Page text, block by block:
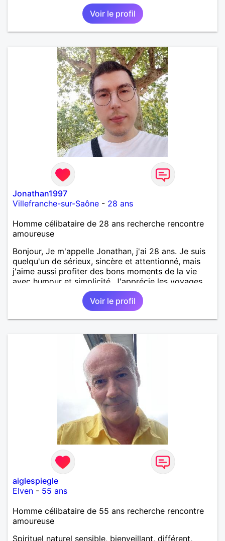
Voir le profil
Jonathan1997
Villefranche-sur-Saône - 28 ans
Homme célibataire de 28 ans recherche rencontre
amoureuse
Bonjour, Je m'appelle Jonathan, j'ai 28 ans. Je suis
quelqu'un de sérieux, sincère et attentionné, mais
j'aime aussi profiter des bons moments de la vie
avec humour et simplicité. J'apprécie les voyages,
les découvertes, les jeux vidéo et les moments de
détente. Je suis à la recherche d'une personne
authentique avec qui partager de belles
expériences, construire une relation sérieuse basée
apprécies les conversations sincères, les fous rires
et les personnes qui savent ce qu'elles veulent,
n'hésite pas à venir discuter. Au plaisir de faire
Voir le profil
aiglespiegle
Elven - 55 ans
Homme célibataire de 55 ans recherche rencontre
amoureuse
Spirituel naturel sensible, bienveillant, différent,